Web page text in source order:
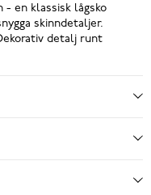
- en klassisk lågsko
skinndetaljer.
detalj runt